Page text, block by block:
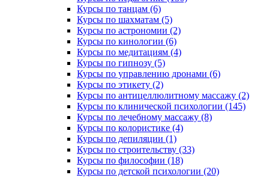
Курсы по танцам (6)
Курсы по шахматам (5)
Курсы по астрономии (2)
Курсы по кинологии (6)
Курсы по медитациям (4)
Курсы по гипнозу (5)
Курсы по управлению дронами (6)
Курсы по этикету (2)
Курсы по антицеллюлитному массажу (2)
Курсы по клинической психологии (145)
Курсы по лечебному массажу (8)
Курсы по колористике (4)
Курсы по депиляции (1)
Курсы по строительству (33)
Курсы по философии (18)
Курсы по детской психологии (20)